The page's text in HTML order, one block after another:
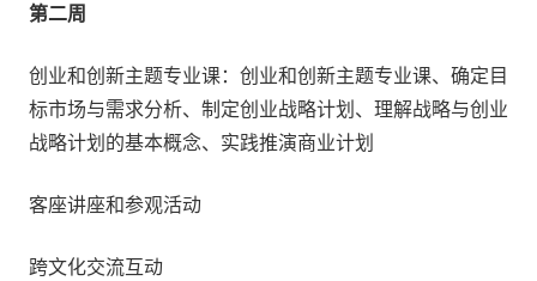
第二周
创业和创新主题专业课：创业和创新主题专业课、确定目
标市场与需求分析、制定创业战略计划、理解战略与创业
战略计划的基本概念、实践推演商业计划
客座讲座和参观活动
跨文化交流互动